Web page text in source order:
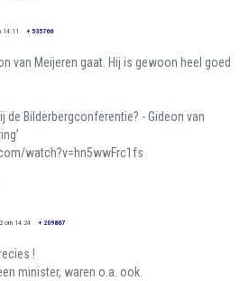
14:11 + 535766
van Meijeren gaat. Hij is gewoon heel goed
de Bilderbergconferentie? - Gideon van
watch?v=hn5wwFrc1fs
om 14:24 + 209867
!
minister, waren o.a. ook.